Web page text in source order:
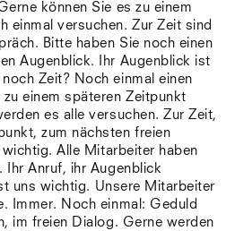
Sonnenbühl
Straßburg
Stuttgart
Südtirol
Vellexon
Venedig
Zürich
Offenes Buch
können Sie es zu einem
einmal versuchen. Zur Zeit sind
Bitte haben Sie noch einen
Augenblick. Ihr Augenblick ist
Zeit? Noch einmal einen
einem späteren Zeitpunkt
es alle versuchen. Zur Zeit,
zum nächsten freien
Alle Mitarbeiter haben
Ihr Anruf, ihr Augenblick
uns wichtig. Unsere Mitarbeiter
Immer. Noch einmal: Geduld
im freien Dialog. Gerne werden